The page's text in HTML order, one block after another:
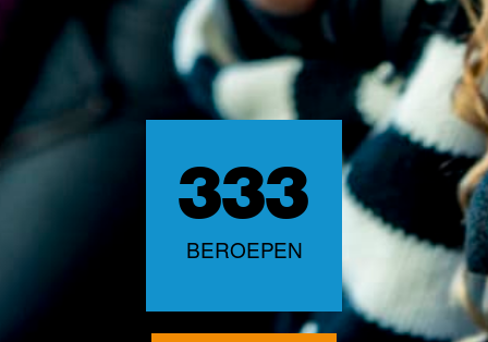
BEROEPEN
333